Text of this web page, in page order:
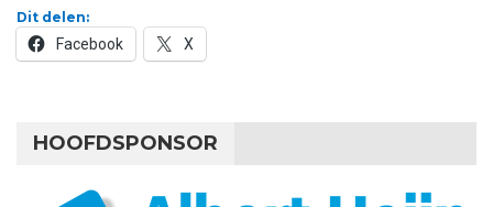
Dit delen:
Facebook X
HOOFDSPONSOR